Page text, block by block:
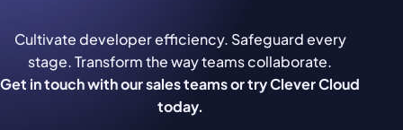
Cultivate developer efficiency. Safeguard every
stage. Transform the way teams collaborate.
Get in touch with our sales teams or try Clever Cloud
today.